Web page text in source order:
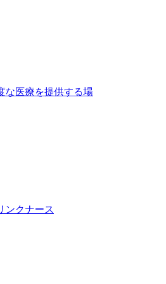
な医療を提供する場
ンクナース